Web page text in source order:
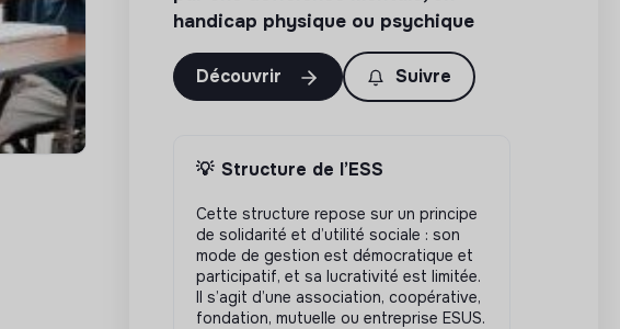
handicap physique ou psychique
Découvrir Suivre
💡 Structure de l’ESS
Cette structure repose sur un principe
de solidarité et d’utilité sociale : son
mode de gestion est démocratique et
participatif, et sa lucrativité est limitée.
Il s’agit d’une association, coopérative,
fondation, mutuelle ou entreprise ESUS.